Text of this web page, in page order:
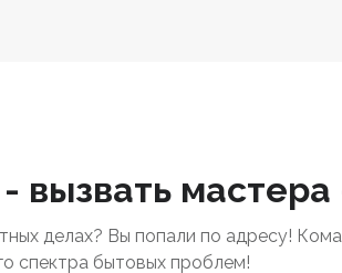
вызвать
делах? Вы попали по адресу!
спектра бытовых проблем!